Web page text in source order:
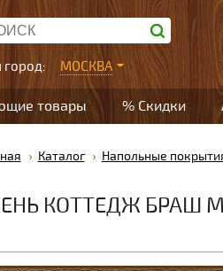
город: МОСКВА
товары % Скидки
Каталог Напольные
КОТТЕДЖ БРАШ